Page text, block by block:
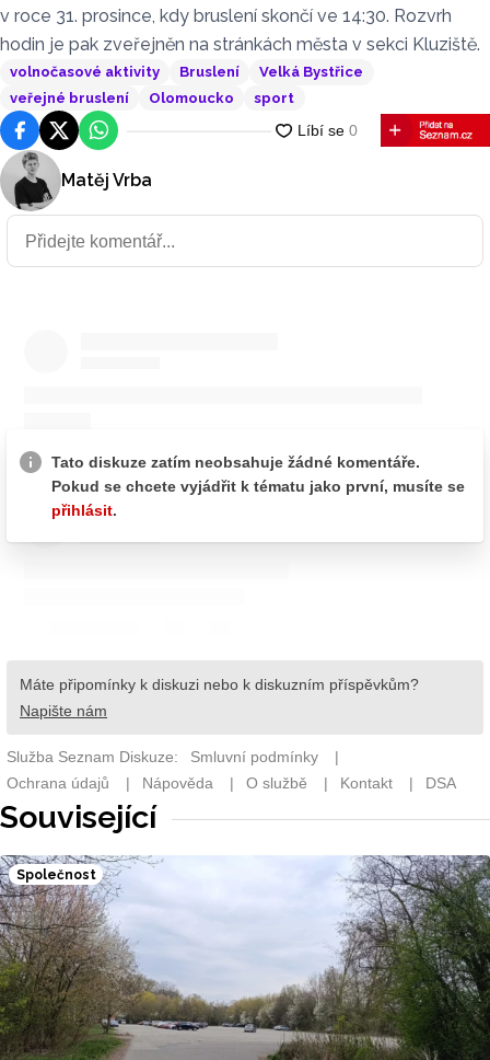
v roce 31. prosince, kdy bruslení skončí ve 14:30. Rozvrh
hodin je pak zveřejněn na stránkách města v sekci Kluziště.
volnočasové aktivity Bruslení
Velká Bystřice
veřejné bruslení
Olomoucko sport
FacebookPlatforma X
WhatsApp
Matěj Vrba
Související
Společnost